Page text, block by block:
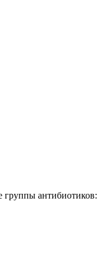
группы антибиотиков: